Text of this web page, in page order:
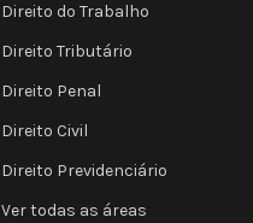
Direito do Trabalho
Direito Tributário
Direito Penal
Direito Civil
Direito Previdenciário
Ver todas as áreas